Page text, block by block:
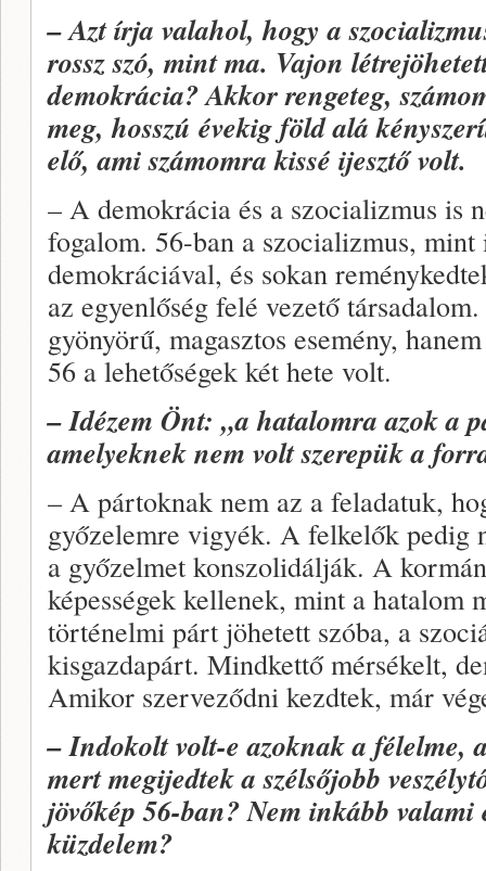
– Azt írja valahol, hogy a
rossz szó, mint ma. Vajon
demokrácia? Akkor rengeteg,
meg, hosszú évekig föld alá
elő, ami számomra kissé ijesztő volt.
– A demokrácia és a szocializmus is
fogalom. 56-ban a szocializmus, mint
demokráciával, és sokan
az egyenlőség felé vezető
gyönyörű, magasztos esemény,
56 a lehetőségek két hete volt.
– Idézem Önt: „a hatalomra azok a
amelyeknek nem volt szerepük a
– A pártoknak nem az a feladatuk,
győzelemre vigyék. A felkelők pedig
a győzelmet konszolidálják. A
képességek kellenek, mint a hatalom
történelmi párt jöhetett szóba, a
kisgazdapárt. Mindkettő mérsékelt,
Amikor szerveződni kezdtek, már
– Indokolt volt-e azoknak a félelme,
mert megijedtek a szélsőjobb
jövőkép 56-ban? Nem inkább
küzdelem?